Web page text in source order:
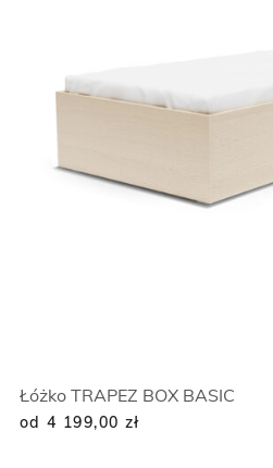
Łóżko TRAPEZ BOX BASIC
od 4 199,00 zł